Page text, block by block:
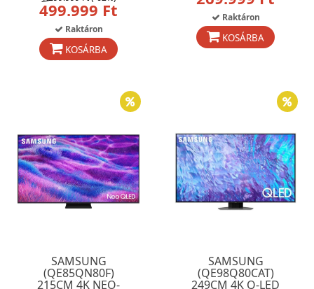
499.999 Ft
Raktáron
KOSÁRBA
Raktáron
KOSÁRBA
SAMSUNG
(QE85QN80F)
215CM 4K NEO-
SAMSUNG
(QE98Q80CAT)
249CM 4K Q-LED